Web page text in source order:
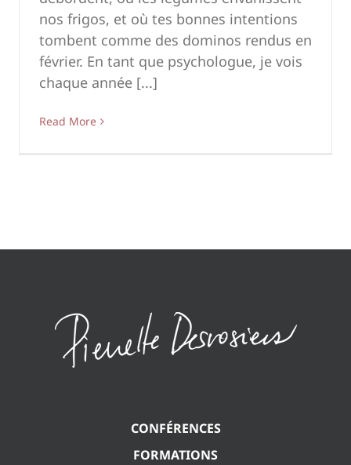
nos frigos, et où tes bonnes intentions
tombent comme des dominos rendus en
février. En tant que psychologue, je vois
chaque année [...]
Read More
CONFÉRENCES
FORMATIONS